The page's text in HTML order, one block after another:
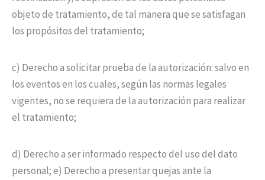
objeto de tratamiento, de tal manera que se satisfagan
los propósitos del tratamiento;
c) Derecho a solicitar prueba de la autorización: salvo en
los eventos en los cuales, según las normas legales
vigentes, no se requiera de la autorización para realizar
el tratamiento;
d) Derecho a ser informado respecto del uso del dato
personal; e) Derecho a presentar quejas ante la